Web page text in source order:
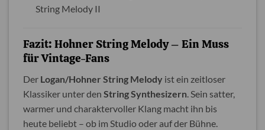
String Melody II
Fazit: Hohner String Melody – Ein Muss
für Vintage-Fans
Der Logan/Hohner String Melody ist ein zeitloser
Klassiker unter den String Synthesizern. Sein satter,
warmer und charaktervoller Klang macht ihn bis
heute beliebt – ob im Studio oder auf der Bühne.